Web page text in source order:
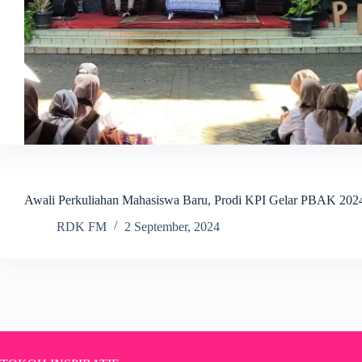
Awali Perkuliahan Mahasiswa Baru, Prodi KPI Gelar PBAK
RDK FM
2 September, 2024